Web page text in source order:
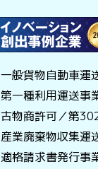
一般貨物自動車運
第一種利用運送事
古物商許可／第
産業廃棄物収集運
適格請求書発行事